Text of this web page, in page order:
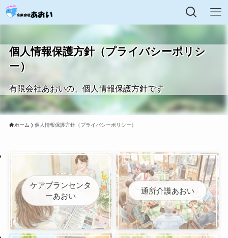
個人情報保護方針（プライバシーポリシ
ー）
有限会社あおいの、個人情報保護方針です
ホーム 個人情報保護方針（プライバシーポリシー）
ケアプランセンタ
ーあおい
通所介護あおい